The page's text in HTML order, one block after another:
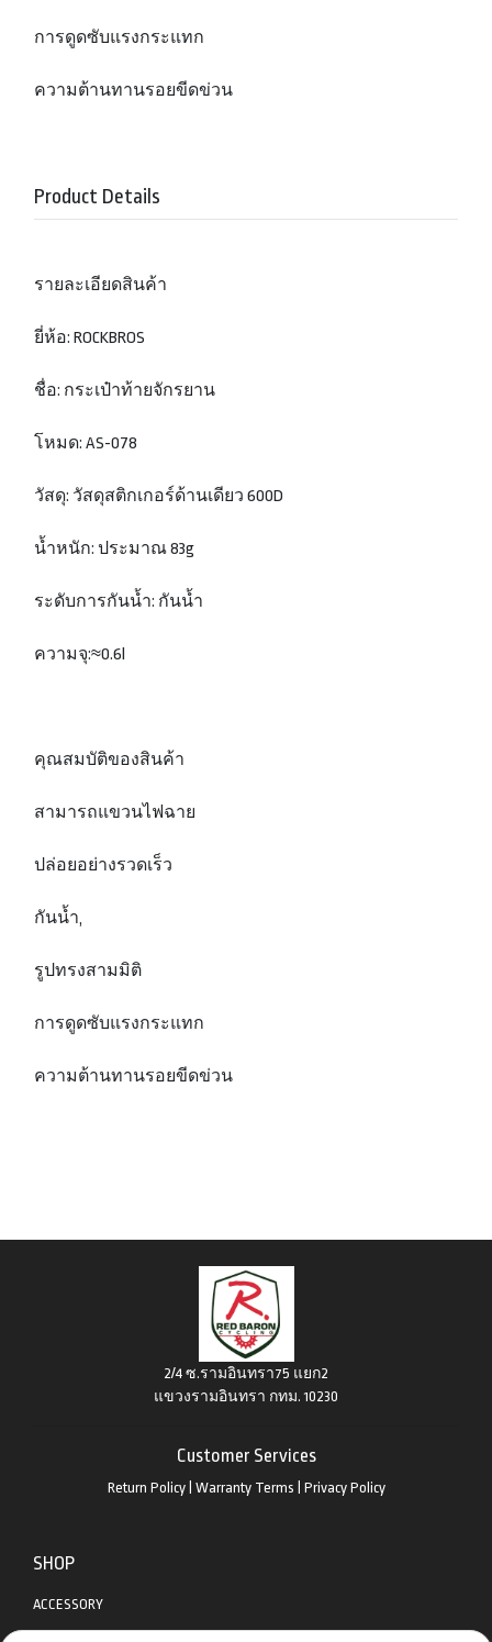
การดูดซับแรงกระแทก
ความต้านทานรอยขีดข่วน
Product Details
รายละเอียดสินค้า
ยี่ห้อ: ROCKBROS
ชื่อ: กระเป๋าท้ายจักรยาน
โหมด: AS-078
วัสดุ: วัสดุสติกเกอร์ด้านเดียว 600D
น้ำหนัก: ประมาณ 83g
ระดับการกันน้ำ: กันน้ำ
ความจุ:≈0.6l
คุณสมบัติของสินค้า
สามารถแขวนไฟฉาย
ปล่อยอย่างรวดเร็ว
กันน้ำ,
รูปทรงสามมิติ
การดูดซับแรงกระแทก
ความต้านทานรอยขีดข่วน
2/4 ซ.รามอินทรา75 แยก2
แขวงรามอินทรา กทม. 10230
Customer Services
Return Policy| Warranty Terms Privacy Policy
SHOP
ACCESSORY